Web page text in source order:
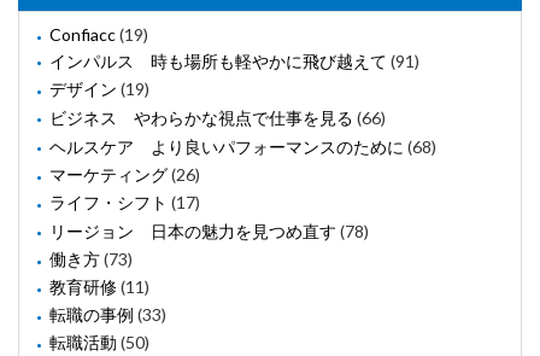
Confiacc(19)
インパルス 時も場所も軽やかに飛び越えて (91)
デザイン (19)
ビジネス やわらかな視点で仕事を見る (66)
ヘルスケア より良いパフォーマンスのために (68)
マーケティング(26)
ライフ・シフト (17)
リージョン 日本の魅力を見つめ直す (78)
働き方(73)
教育研修(11)
転職の事例 (33)
転職活動 (50)